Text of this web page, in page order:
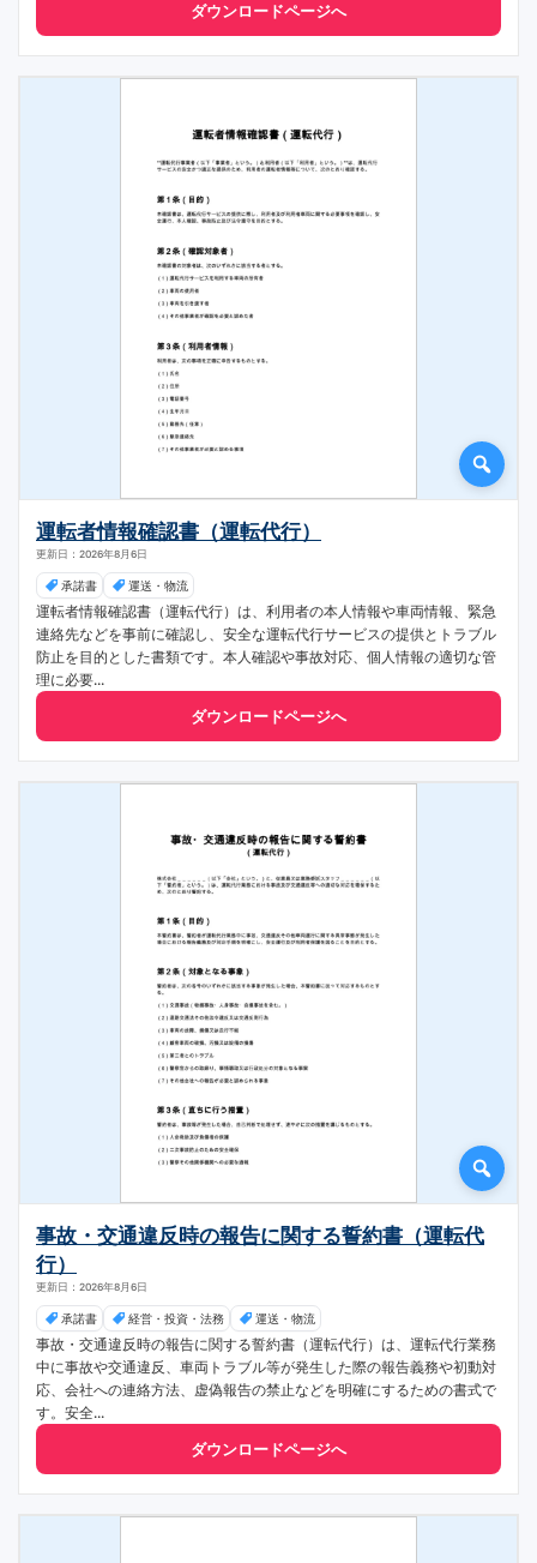
ダウンロードページへ
運転者情報確認書（運転代行）
更新日：2026年8月6日
承諾書 運送・物流
運転者情報確認書（運転代行）は、利用者の本人情報や車両情報、緊急
連絡先などを事前に確認し、安全な運転代行サービスの提供とトラブル
防止を目的とした書類です。本人確認や事故対応、個人情報の適切な管
理に必要...
ダウンロードページへ
事故・交通違反時の報告に関する誓約書（運転代
行）
更新日：2026年8月6日
承諾書 経営・投資・法務 運送・物流
事故・交通違反時の報告に関する誓約書（運転代行）は、運転代行業務
中に事故や交通違反、車両トラブル等が発生した際の報告義務や初動対
応、会社への連絡方法、虚偽報告の禁止などを明確にするための書式で
す。安全...
ダウンロードページへ